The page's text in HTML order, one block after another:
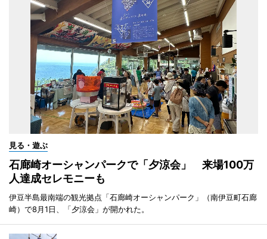
見る・遊ぶ
石廊崎オーシャンパークで「夕涼会」 来場100万
人達成セレモニーも
伊豆半島最南端の観光拠点「石廊崎オーシャンパーク」（南伊豆町石廊
崎）で8月1日、「夕涼会」が開かれた。